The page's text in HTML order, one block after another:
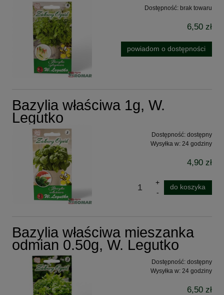
Dostępność: brak towaru
6,50 zł
powiadom o dostępności
Bazylia właściwa 1g, W.
Legutko
Dostępność: dostępny
Wysyłka w: 24 godziny
4,90 zł
do koszyka
Bazylia właściwa mieszanka
odmian 0.50g, W. Legutko
Dostępność: dostępny
Wysyłka w: 24 godziny
6,50 zł